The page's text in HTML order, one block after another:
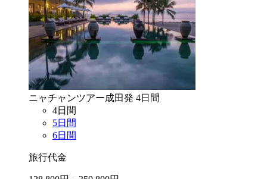
ニャチャンツアー成田発 4日間
4日間
5日間
6日間
旅行代金